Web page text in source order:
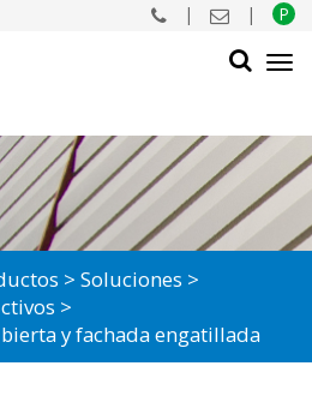
| | P
BUSCAR
Soluciones
y fachada engatillada